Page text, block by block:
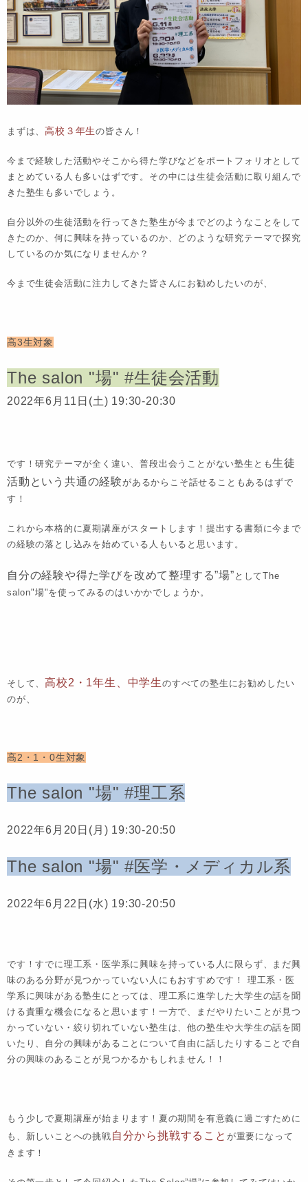
まずは、高校３年生の皆さん！
今まで経験した活動やそこから得た学びなどをポートフォリオとして
まとめている人も多いはずです。 その中には生徒会活動に取り組んで
きた塾生も多いでしょう。
自分以外の生徒活動を行ってきた塾生が今までどのようなことをして
きたのか、何に興味を持っているのか、どのような研究テーマで探究
しているのか気になりませんか？
今まで生徒会活動に注力してきた皆さんにお勧めしたいのが、
高3生対象
The salon "場" #生徒会活動
2022年6月11日(土) 19:30-20:30
です！研究テーマが全く違い、普段出会うことがない塾生とも生徒
活動という共通の経験 があるからこそ話せることもあるはずで
す！
これから本格的に夏期講座がスタートします！提出する書類に今まで
の経験の落とし込みを始めている人もいると思います。
自分の経験や得た学びを改めて整理する”場” としてThe
salon"場"を使ってみるのはいかかでしょうか。
そして、 高校2・1年生、中学生のすべての塾生にお勧めしたい
のが、
高2・1・0生対象
The salon "場" #理工系
2022年6月20日(月) 19:30-20:50
The salon "場" #医学・メディカル系
2022年6月22日(水) 19:30-20:50
です！すでに理工系・医学系に興味を持っている人に限らず、まだ興
味のある分野が見つかっていない人にもおすすめです！ 理工系・医
学系に興味がある塾生にとっては、理工系に進学した大学生の話を聞
ける貴重な機会になると思います！一方で、まだやりたいことが見つ
かっていない・絞り切れていない塾生は、他の塾生や大学生の話を聞
いたり、自分の興味があることについて自由に話したりすることで自
分の興味のあることが見つかるかもしれません！！
もう少しで夏期講座が始まります！夏の期間を有意義に過ごすために
も、新しいことへの挑戦 自分から挑戦すること が重要になって
きます！